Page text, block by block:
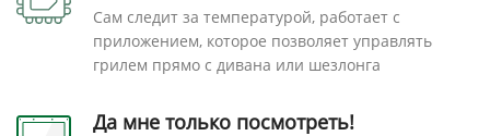
Сам следит за температурой, работает с
приложением, которое позволяет управлять
грилем прямо с дивана или шезлонга
Да мне только посмотреть!